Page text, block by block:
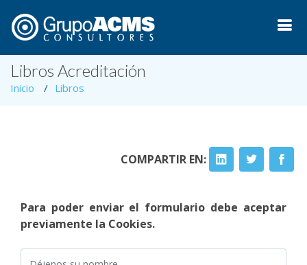
Libros Acreditación
Inicio Libros
COMPARTIR EN:
Para poder enviar el formulario debe aceptar
previamente la Cookies.